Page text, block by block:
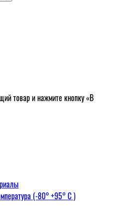
товар и нажмите кнопку «В
(-80° +95° С )